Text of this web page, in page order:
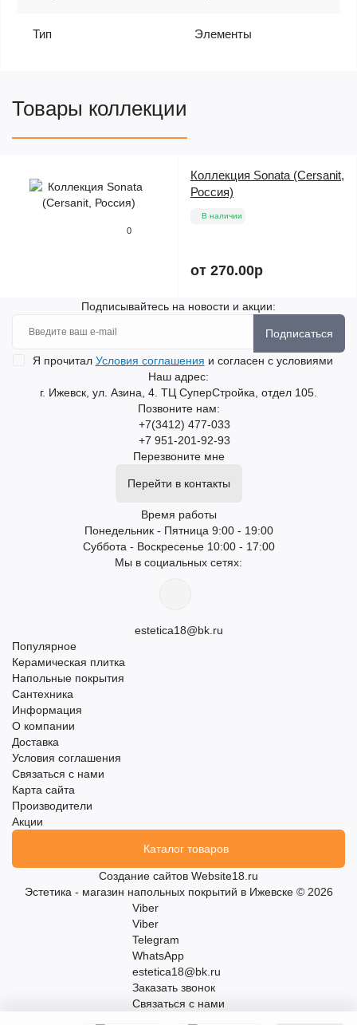
Тип Элементы
Товары коллекции
0
Коллекция Sonata (Cersanit,
Россия)
В наличии
от 270.00р
Подписывайтесь на новости и акции:
Подписаться
Я прочитал Условия соглашения и согласен с условиями
Наш адрес:
г. Ижевск, ул. Азина, 4. ТЦ СуперСтройка, отдел 105.
Позвоните нам:
+7(3412) 477-033
+7 951-201-92-93
Перезвоните мне
Перейти в контакты
Время работы
Понедельник - Пятница 9:00 - 19:00
Суббота - Воскресенье 10:00 - 17:00
Мы в социальных сетях:
estetica18@bk.ru
Популярное
Керамическая плитка
Напольные покрытия
Сантехника
Информация
О компании
Доставка
Условия соглашения
Связаться с нами
Карта сайта
Производители
Акции
Каталог товаров
Создание сайтов Website18.ru
Эстетика - магазин напольных покрытий в Ижевске © 2026
Viber
Viber
Telegram
WhatsApp
estetica18@bk.ru
Заказать звонок
Связаться с нами